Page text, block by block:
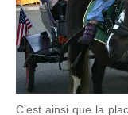
C’est ainsi que la